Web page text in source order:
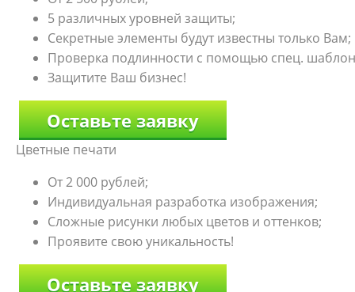
5 различных уровней защиты;
Секретные элементы будут известны только Вам;
Проверка подлинности с помощью спец.
Защитите Ваш бизнес!
Оставьте заявку
Цветные печати
От 2 000 рублей;
Индивидуальная разработка изображения;
Сложные рисунки любых цветов и оттенков;
Проявите свою уникальность!
Оставьте заявку